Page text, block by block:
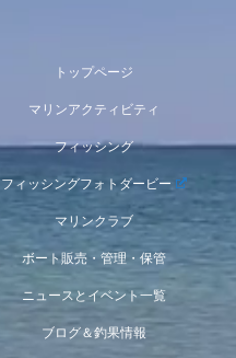
トップページ
マリンアクティビティ
フィッシング
フィッシングフォトダービー
マリンクラブ
ボート販売・管理・保管
ニュースとイベント一覧
ブログ＆釣果情報